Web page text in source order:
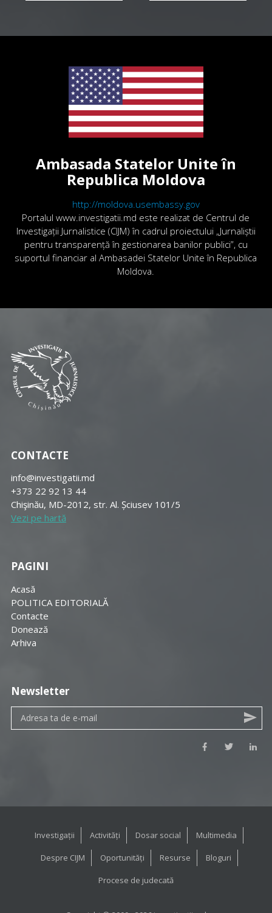
Ambasada Statelor Unite în
Republica Moldova
http://moldova.usembassy.gov
Portalul www.investigatii.md este realizat de Centrul de
Investigații Jurnalistice (CIJM) în cadrul proiectului „Jurnaliștii
pentru transparență în gestionarea banilor publici”, cu
suportul financiar al Ambasadei Statelor Unite în Republica
Moldova.
CONTACTE
info@investigatii.md
+373 22 92 13 44
Chişinău, MD-2012, str. Al. Șciusev 101/5
Vezi pe hartă
PAGINI
Acasă
POLITICA EDITORIALĂ
Contacte
Donează
Arhiva
Newsletter
Investigații Activități Dosar social Multimedia
Despre CIJM Oportunități Resurse Bloguri
Procese de judecată